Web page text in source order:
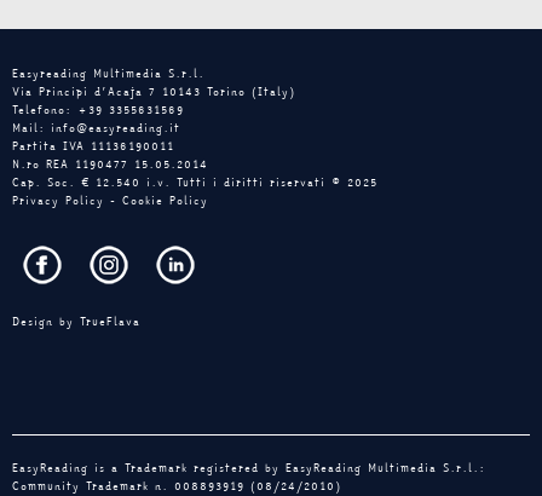
Easyreading Multimedia S.r.l.
Via Principi d’Acaja 7 10143 Torino (Italy)
Telefono: +39 3355631569
Mail: info@easyreading.it
Partita IVA 11136190011
N.ro REA 1190477 15.05.2014
Cap. Soc. € 12.540 i.v. Tutti i diritti riservati © 2025
Privacy Policy - Cookie Policy
Design by TrueFlava
EasyReading is a Trademark registered by EasyReading Multimedia S.r.l.:
Community Trademark n. 008893919 (08/24/2010)